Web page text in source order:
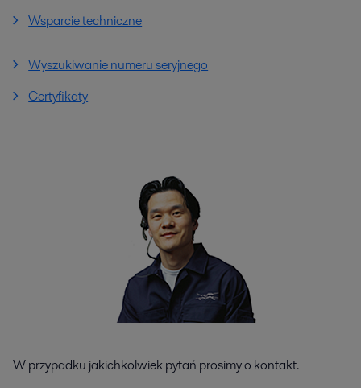
Wsparcie techniczne
Wyszukiwanie numeru seryjnego
Certyfikaty
W przypadku jakichkolwiek pytań prosimy o kontakt.